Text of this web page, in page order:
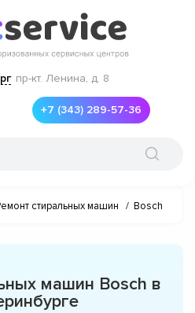
пр-кт. Ленина, д. 8
+7 (343) 289-57-36
стиральных машин / Bosch
машин Bosch в